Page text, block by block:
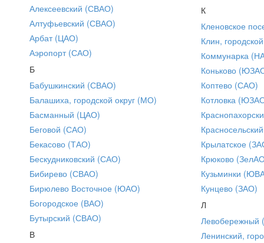
Алексеевский (СВАО)
Алтуфьевский (СВАО)
Арбат (ЦАО)
Аэропорт (САО)
Б
Бабушкинский (СВАО)
Балашиха, городской округ (МО)
Басманный (ЦАО)
Беговой (САО)
Бекасово (ТАО)
Бескудниковский (САО)
Бибирево (СВАО)
Бирюлево Восточное (ЮАО)
Богородское (ВАО)
Бутырский (СВАО)
В
К
Кленовское
Клин,
Коммунарка
Коньково
Коптево (САО)
Котловка
Крылатское
Крюково
Кузьминки
Кунцево (ЗАО)
Л
Ленинский,